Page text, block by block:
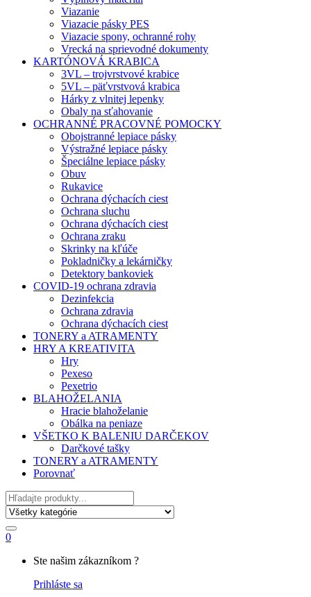
Viazanie
Viazacie pásky PES
Viazacie spony, ochranné rohy
Vrecká na sprievodné dokumenty
KARTÓNOVÁ KRABICA
3VL – trojvrstvové krabice
5VL – päťvrstvová krabica
Hárky z vlnitej lepenky
Obaly na sťahovanie
OCHRANNÉ PRACOVNÉ POMOCKY
Obojstranné lepiace pásky
Výstražné lepiace pásky
Špeciálne lepiace pásky
Obuv
Rukavice
Ochrana dýchacích ciest
Ochrana sluchu
Ochrana dýchacích ciest
Ochrana zraku
Skrinky na kľúče
Pokladničky a lekárničky
Detektory bankoviek
COVID-19 ochrana zdravia
Dezinfekcia
Ochrana zdravia
Ochrana dýchacích ciest
TONERY a ATRAMENTY
HRY A KREATIVITA
Hry
Pexeso
Pexetrio
BLAHOŽELANIA
Hracie blahoželanie
Obálka na peniaze
VŠETKO K BALENIU DARČEKOV
Darčkové tašky
TONERY a ATRAMENTY
Porovnať
Hľadať
0
Ste našim zákazníkom ?
Prihláste sa